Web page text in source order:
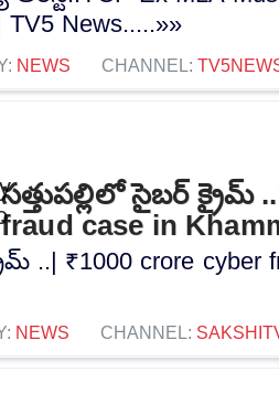
TV5 News.....»»
NEWS CHANNEL:
సత్తుపల్లిలో సైబర్ క్రైమ్
fraud case in
..| ₹1000 crore cyber
NEWS CHANNEL: